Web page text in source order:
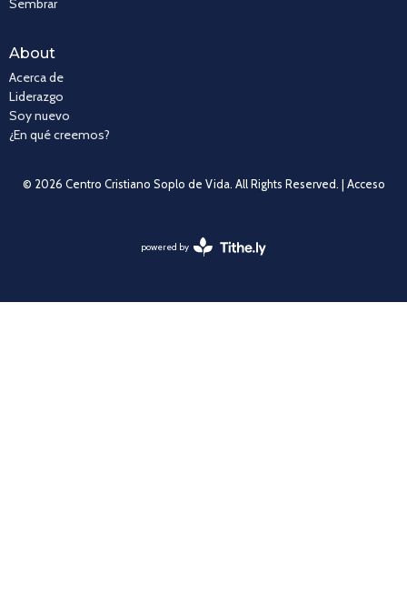
Sembrar
About
Acerca de
Liderazgo
Soy nuevo
¿En qué creemos?
© 2026 Centro Cristiano Soplo de Vida. All Rights Reserved. | Acceso
powered by
Website